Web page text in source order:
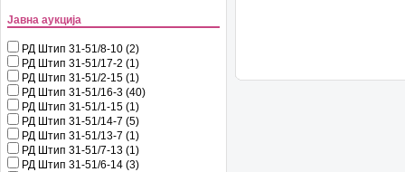
Јавна аукција
РД Штип 31-51/8-10 (2)
РД Штип 31-51/17-2 (1)
РД Штип 31-51/2-15 (1)
РД Штип 31-51/16-3 (40)
РД Штип 31-51/1-15 (1)
РД Штип 31-51/14-7 (5)
РД Штип 31-51/13-7 (1)
РД Штип 31-51/7-13 (1)
РД Штип 31-51/6-14 (3)